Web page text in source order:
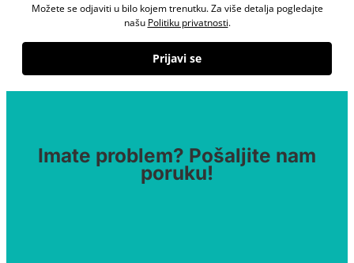
Možete se odjaviti u bilo kojem trenutku. Za više detalja pogledajte
našu Politiku privatnosti.
Prijavi se
Imate problem? Pošaljite nam
poruku!